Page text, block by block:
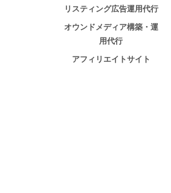
リスティング広告運用代行
オウンドメディア構築・運
用代行
アフィリエイトサイト